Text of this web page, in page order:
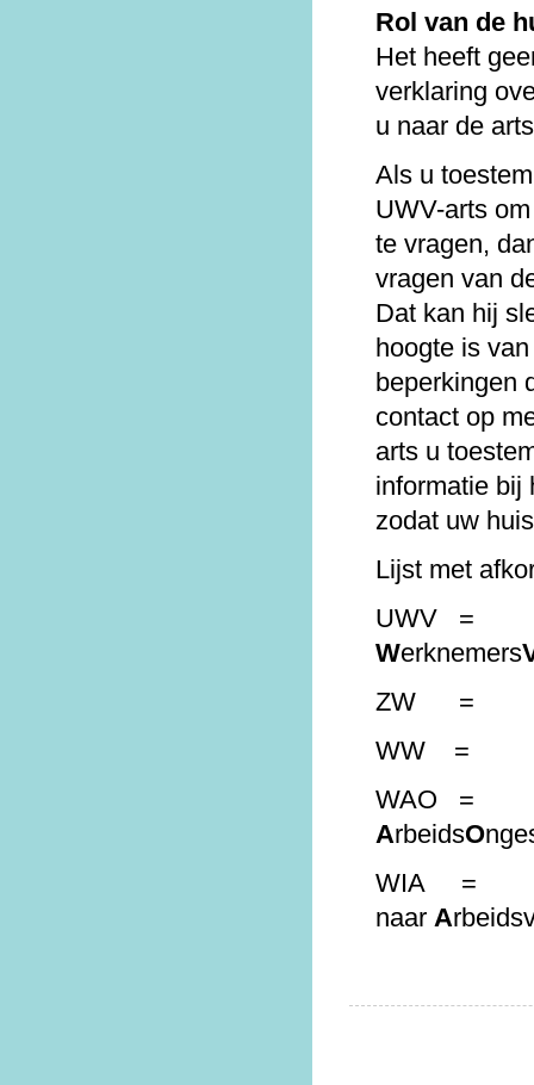
Rol van de
Het heeft
verklaring
u naar de
Als u
UWV-arts
te vragen,
vragen van
Dat kan hij
hoogte is
beperkingen
contact op
arts u
informatie bij
zodat uw
Lijst met
UWV
Werknemers
ZW
WW
WAO
ArbeidsO
WIA =
naar A